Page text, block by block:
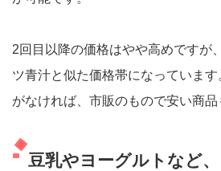
2回目以降の価格はやや高めですが
ツ青汁と似た価格帯になっていま
がなければ、市販のもので安い商品
豆乳やヨーグルトなど